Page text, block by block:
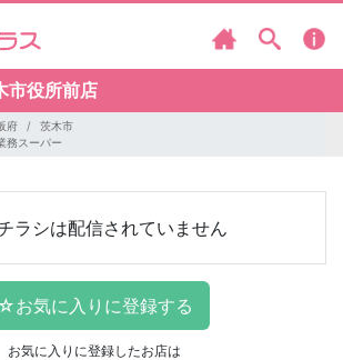
市役所前店
府
茨木市
務スーパー
ラシは配信されていません
お気に入りに登録したお店は